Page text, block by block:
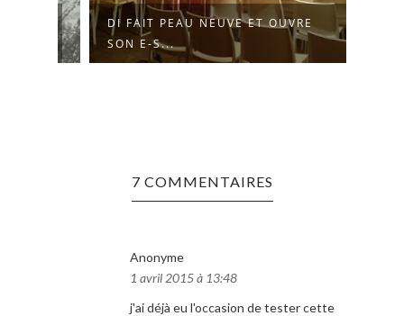
DI FAIT PEAU NEUVE ET OUVRE
SON E-S...
7 COMMENTAIRES
Anonyme
1 avril 2015 à 13:48
j'ai déjà eu l'occasion de tester cette